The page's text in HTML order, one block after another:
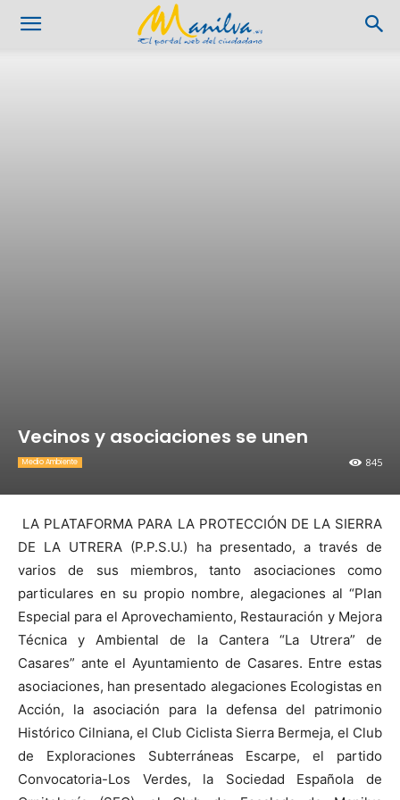
Vecinos y asociaciones se unen
845
Medio Ambiente
LA PLATAFORMA PARA LA PROTECCIÓN DE LA SIERRA
DE LA UTRERA (P.P.S.U.) ha presentado, a través de
varios de sus miembros, tanto asociaciones como
particulares en su propio nombre, alegaciones al “Plan
Especial para el Aprovechamiento, Restauración y Mejora
Técnica y Ambiental de la Cantera “La Utrera” de
Casares” ante el Ayuntamiento de Casares. Entre estas
asociaciones, han presentado alegaciones Ecologistas en
Acción, la asociación para la defensa del patrimonio
Histórico Cilniana, el Club Ciclista Sierra Bermeja, el Club
de Exploraciones Subterráneas Escarpe, el partido
Convocatoria-Los Verdes, la Sociedad Española de